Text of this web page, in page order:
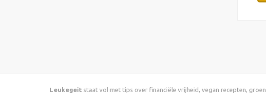
Leukegeit staat vol met tips over financiële vrijheid, vegan recepten, groen